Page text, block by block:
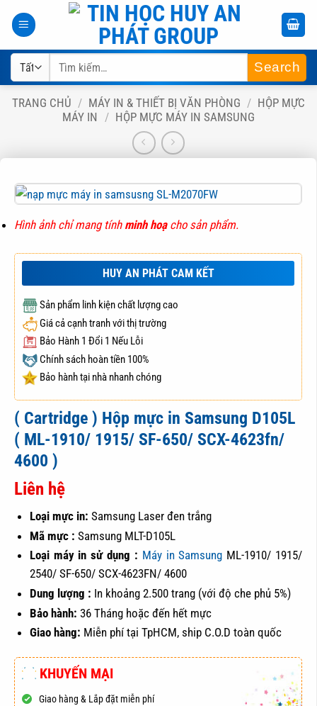
qua
dung
Tìm
TRANG CHỦ / MÁY IN & THIẾT BỊ VĂN PHÒNG / HỘP MỰC
MÁY IN / HỘP MỰC MÁY IN SAMSUNG
Hình ảnh chỉ mang tính minh hoạcho sản phẩm.
HUY AN PHÁT CAM KẾT
Sản phẩm linh kiện chất lượng cao
Giá cả cạnh tranh với thị trường
Bảo Hành 1 Đổi 1 Nếu Lỗi
Chính sách hoàn tiền 100%
Bảo hành tại nhà nhanh chóng
( Cartridge ) Hộp mực in Samsung D105L
( ML-1910/ 1915/ SF-650/ SCX-4623fn/
4600 )
Liên hệ
Loại mực in: Samsung Laser đen trắng
Mã mực : Samsung MLT-D105L
Loại máy in sử dụng : Máy in Samsung ML-1910/ 1915/
2540/ SF-650/ SCX-4623FN/ 4600
Dung lượng : In khoảng 2.500 trang (với độ che phủ 5%)
Bảo hành: 36 Tháng hoặc đến hết mực
Giao hàng: Miễn phí tại TpHCM, ship C.O.D toàn quốc
KHUYẾN MẠI
Giao hàng & Lắp đặt miễn phí